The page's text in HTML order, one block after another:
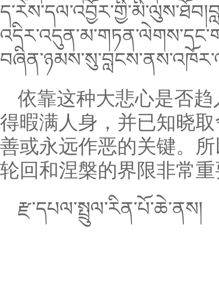
依靠这种大悲心是否
得暇满人身，并已知晓
善或永远作恶的关键。
轮回和涅槃的界限非常
རྫ་དཔལ་སྤྲུལ་རིན་པོ་ཆེ་ནས།